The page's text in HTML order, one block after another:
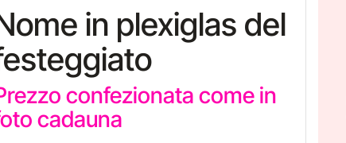
in plexiglas del
confezionata come in
cadauna